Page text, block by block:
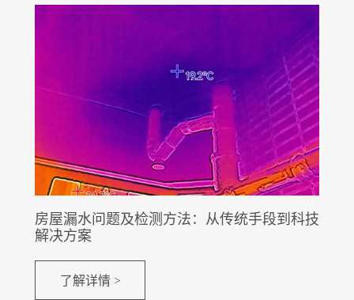
房屋漏水问题及检测方法：从传统手段到科技
解决方案
了解详情 >